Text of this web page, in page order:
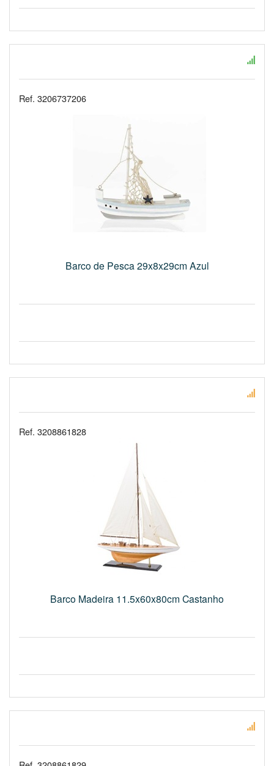
Ref. 3206737206
Barco de Pesca 29x8x29cm Azul
Ref. 3208861828
Barco Madeira 11.5x60x80cm Castanho